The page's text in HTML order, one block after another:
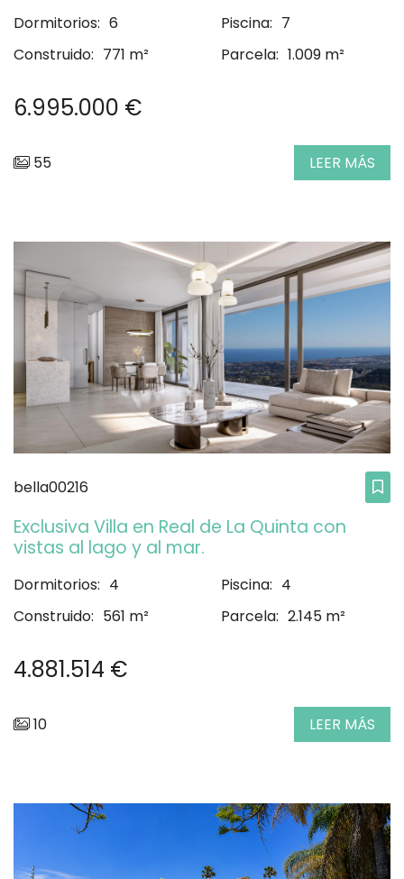
Dormitorios: 6 Piscina: 7
Construido: 771 m² Parcela: 1.009 m²
6.995.000 €
55 LEER MÁS
bella00216
Exclusiva Villa en Real de La Quinta con
vistas al lago y al mar.
Dormitorios: 4 Piscina: 4
Construido: 561 m² Parcela: 2.145 m²
4.881.514 €
10 LEER MÁS